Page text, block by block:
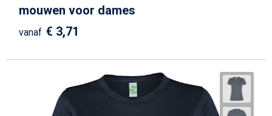
mouwen voor dames
vanaf € 3,71